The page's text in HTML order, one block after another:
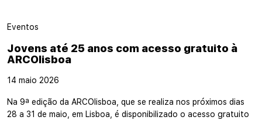
Eventos
Jovens até 25 anos com acesso gratuito à
ARCOlisboa
14 maio 2026
Na 9ª edição da ARCOlisboa, que se realiza nos próximos dias
28 a 31 de maio, em Lisboa, é disponibilizado o acesso gratuito